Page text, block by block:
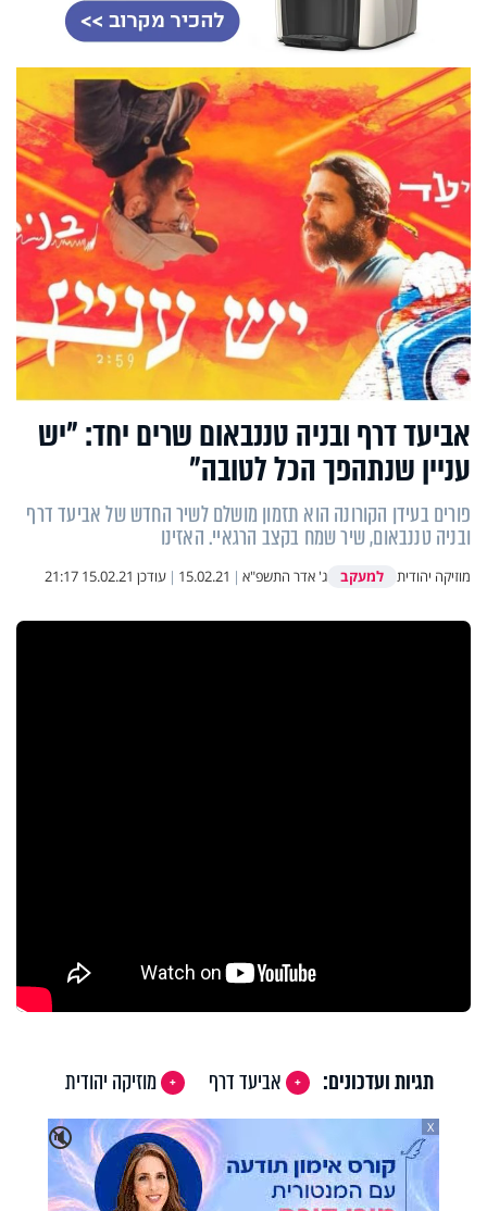
אביעד דרף ובניה טננבאום שרים יחד: "יש
עניין שנתהפך הכל לטובה"
פורים בעידן הקורונה הוא תזמון מושלם לשיר החדש של אביעד דרף
ובניה טננבאום, שיר שמח בקצב הרגאיי. האזינו
מוזיקה יהודית למעקב ג' אדר התשפ"א |
15.02.21
| עודכן 15.02.21 21:17
תגיות ועדכונים: אביעד דרף
מוזיקה יהודית
🔇
X